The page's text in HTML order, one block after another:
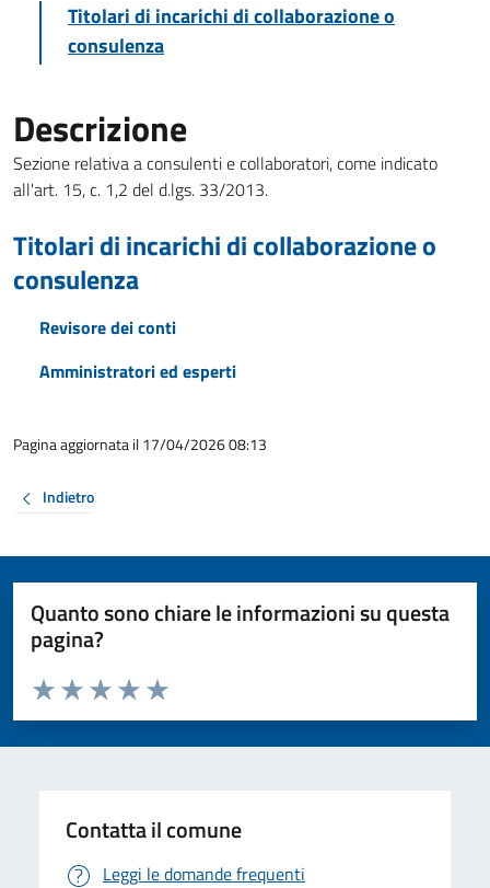
Titolari di incarichi di collaborazione o
consulenza
Descrizione
Sezione relativa a consulenti e collaboratori, come indicato
all'art. 15, c. 1,2 del d.lgs. 33/2013.
Titolari di incarichi di collaborazione o
consulenza
Revisore dei conti
Amministratori ed esperti
Pagina aggiornata il 17/04/2026 08:13
Indietro
Quanto sono chiare le informazioni su questa
pagina?
Valuta da 1 a 5 stelle la pagina
Valuta 5 stelle su 5
Valuta 4 stelle su 5
Valuta 3 stelle su 5
Valuta 2 stelle su 5
Valuta 1 stelle su 5
Contatta il comune
Leggi le domande frequenti